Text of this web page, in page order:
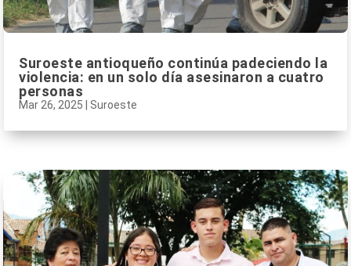
Suroeste antioqueño continúa padeciendo la
violencia: en un solo día asesinaron a cuatro
personas
Mar 26, 2025 Suroeste